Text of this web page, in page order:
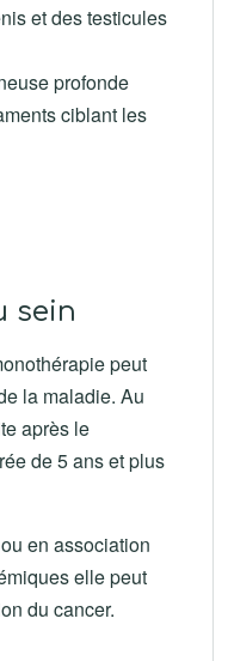
et des testicules
profonde
ciblant les
sein
peut
la maladie. Au
après le
de 5 ans et plus
en association
elle peut
du cancer.